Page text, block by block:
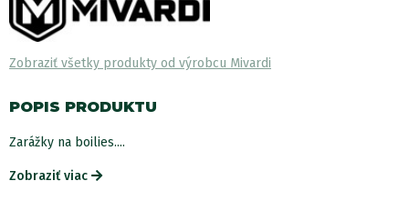
Zobraziť všetky produkty od výrobcu Mivardi
POPIS PRODUKTU
Zarážky na boilies....
Zobraziť viac